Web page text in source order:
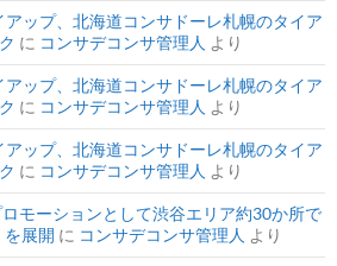
アップ、北海道コンサドーレ札幌のタイア
に コンサデコンサ管理人 より
アップ、北海道コンサドーレ札幌のタイア
に コンサデコンサ管理人 より
アップ、北海道コンサドーレ札幌のタイア
に コンサデコンサ管理人 より
モーションとして渋谷エリア約30か所で
展開 に コンサデコンサ管理人 より